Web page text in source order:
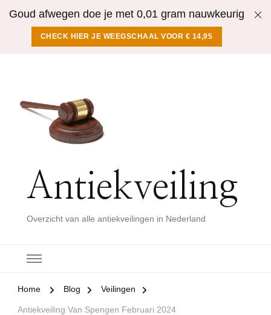
Goud afwegen doe je met 0,01 gram nauwkeurig
CHECK HIER JE WEEGSCHAAL VOOR € 14,95
Antiekveiling
Overzicht van alle antiekveilingen in Nederland
Home Blog Veilingen
Antiekveiling Van Spengen Februari 2024